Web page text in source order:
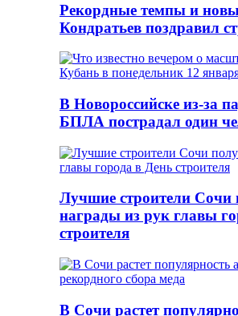
Рекордные темпы и
Кондратьев поздравил
В Новороссийске из-за
БПЛА пострадал один
Лучшие строители Сочи
награды из рук главы
строителя
В Сочи растет